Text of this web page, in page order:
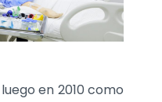
en 2010 como